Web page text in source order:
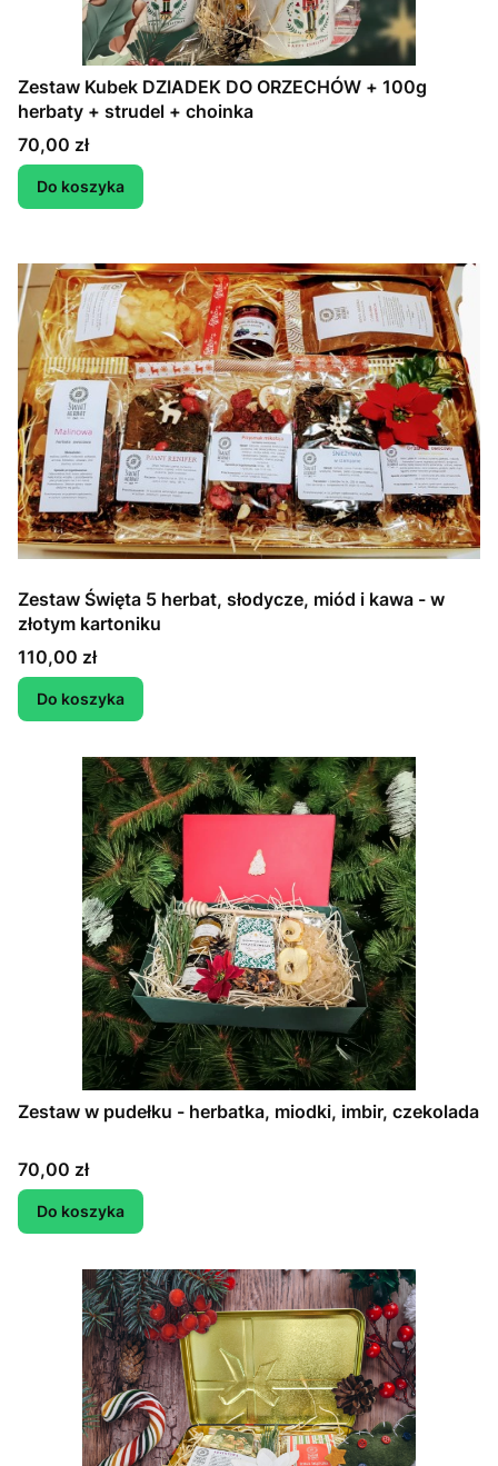
Zestaw Kubek DZIADEK DO ORZECHÓW + 100g
herbaty + strudel + choinka
Cena
70,00 zł
Do koszyka
Zestaw Święta 5 herbat, słodycze, miód i kawa - w
złotym kartoniku
Cena
110,00 zł
Do koszyka
Zestaw w pudełku - herbatka, miodki, imbir, czekolada
Cena
70,00 zł
Do koszyka